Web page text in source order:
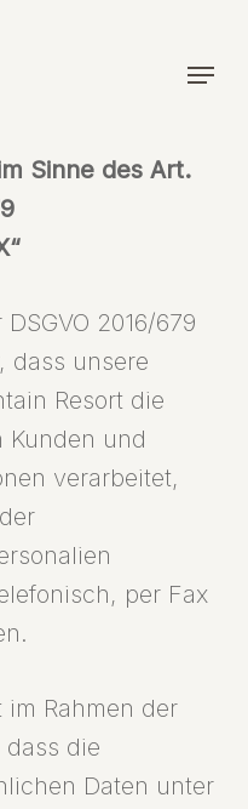
Menu
Sinne des Art.
2016/679
dass unsere
Resort die
Kunden und
verarbeitet,
per Fax
im Rahmen der
die
Daten unter